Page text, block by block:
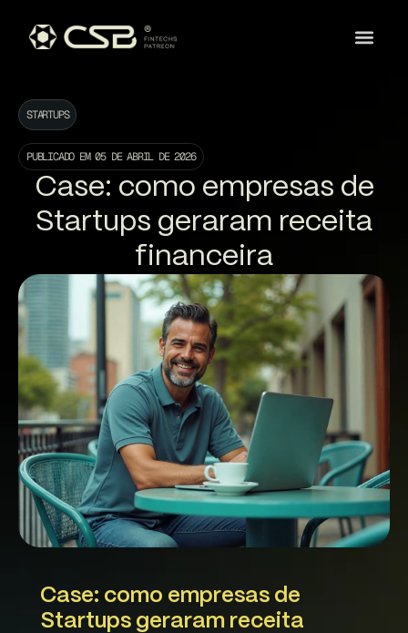
STARTUPS
PUBLICADO EM 05 DE ABRIL DE 2026
Case: como empresas de
Startups geraram receita
financeira
Case: como empresas de
Startups geraram receita